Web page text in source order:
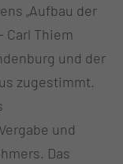
„Aufbau der
Carl Thiem
und der
zugestimmt.
und
Das